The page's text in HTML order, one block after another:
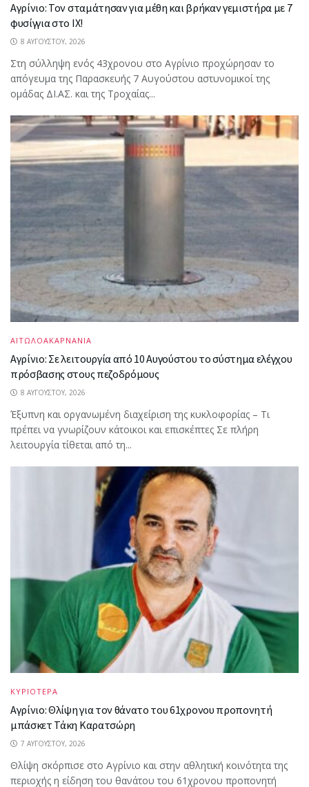
Αγρίνιο: Τον σταμάτησαν για μέθη και βρήκαν γεμιστήρα με 7
φυσίγγια στο ΙΧ!
8 ΑΥΓΟΎΣΤΟΥ, 2026
Στη σύλληψη ενός 43χρονου στο Αγρίνιο προχώρησαν το
απόγευμα της Παρασκευής 7 Αυγούστου αστυνομικοί της
ομάδας ΔΙ.ΑΣ. και της Τροχαίας...
ΑΙΤΩΛΟΑΚΑΡΝΑΝΙΑ
Αγρίνιο: Σε λειτουργία από 10 Αυγούστου το σύστημα ελέγχου
πρόσβασης στους πεζοδρόμους
8 ΑΥΓΟΎΣΤΟΥ, 2026
Έξυπνη και οργανωμένη διαχείριση της κυκλοφορίας – Τι
πρέπει να γνωρίζουν κάτοικοι και επισκέπτες Σε πλήρη
λειτουργία τίθεται από τη...
ΚΥΡΙΟΤΕΡΑ
Αγρίνιο: Θλίψη για τον θάνατο του 61χρονου προπονητή
μπάσκετ Τάκη Καρατσώρη
7 ΑΥΓΟΎΣΤΟΥ, 2026
Θλίψη σκόρπισε στο Αγρίνιο και στην αθλητική κοινότητα της
περιοχής η είδηση του θανάτου του 61χρονου προπονητή